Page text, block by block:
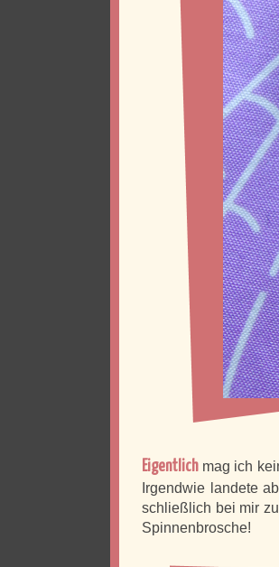
Eigentlichmag ich
Irgendwie landete
schließlich bei mir
Spinnenbrosche!